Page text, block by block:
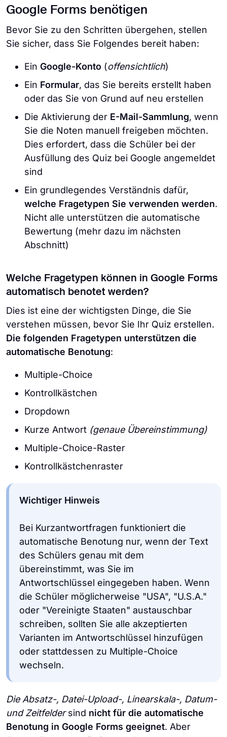
Google Forms benötigen
Bevor Sie zu den Schritten übergehen, stellen
Sie sicher, dass Sie Folgendes bereit haben:
Ein Google-Konto (offensichtlich)
Ein Formular, das Sie bereits erstellt haben
oder das Sie von Grund auf neu erstellen
Die Aktivierung der E-Mail-Sammlung, wenn
Sie die Noten manuell freigeben möchten.
Dies erfordert, dass die Schüler bei der
Ausfüllung des Quiz bei Google angemeldet
sind
Ein grundlegendes Verständnis dafür,
welche Fragetypen Sie verwenden werden.
Nicht alle unterstützen die automatische
Bewertung (mehr dazu im nächsten
Abschnitt)
Welche Fragetypen können in Google Forms
automatisch benotet werden?
Dies ist eine der wichtigsten Dinge, die Sie
verstehen müssen, bevor Sie Ihr Quiz erstellen.
Die folgenden Fragetypen unterstützen die
automatische Benotung:
Multiple-Choice
Kontrollkästchen
Dropdown
Kurze Antwort (genaue Übereinstimmung)
Multiple-Choice-Raster
Kontrollkästchenraster
Wichtiger Hinweis
Bei Kurzantwortfragen funktioniert die
automatische Benotung nur, wenn der Text
des Schülers genau mit dem
übereinstimmt, was Sie im
Antwortschlüssel eingegeben haben. Wenn
die Schüler möglicherweise "USA", "U.S.A."
oder "Vereinigte Staaten" austauschbar
schreiben, sollten Sie alle akzeptierten
Varianten im Antwortschlüssel hinzufügen
oder stattdessen zu Multiple-Choice
wechseln.
Die Absatz-, Datei-Upload-, Linearskala-, Datum-
und Zeitfeldersind nicht für die automatische
Benotung in Google Forms geeignet. Aber